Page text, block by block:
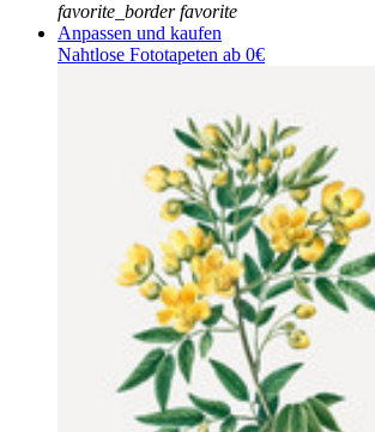
favorite_border favorite
Anpassen und kaufen
Nahtlose Fototapeten ab 0€